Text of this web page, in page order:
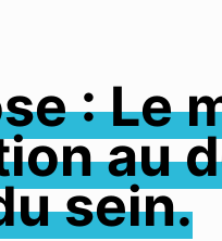
: Le
au
sein.